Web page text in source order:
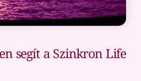
segít a Szinkron Life